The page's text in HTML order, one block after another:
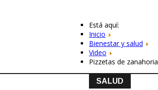
Está aquí:
Inicio
Bienestar y salud
Video
Pizzetas de zanahoria
SALUD